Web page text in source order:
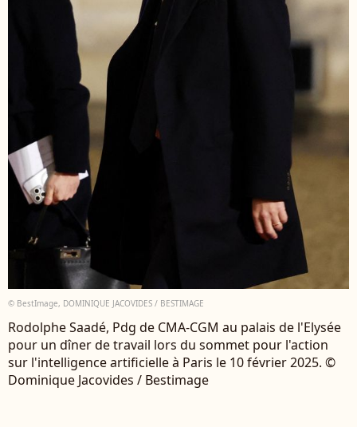
© BestImage, DOMINIQUE JACOVIDES / BESTIMAGE
Rodolphe Saadé, Pdg de CMA-CGM au palais de l'Elysée
pour un dîner de travail lors du sommet pour l'action
sur l'intelligence artificielle à Paris le 10 février 2025. ©
Dominique Jacovides / Bestimage